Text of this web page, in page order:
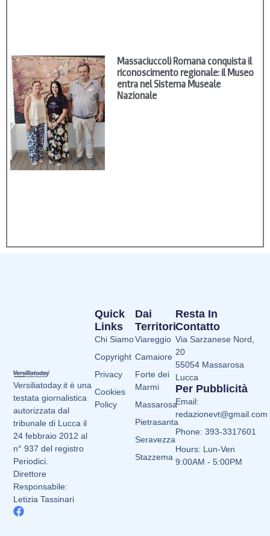
Massaciuccoli Romana conquista il
riconoscimento regionale: il Museo
entra nel Sistema Museale
Nazionale
Versiliatoday.it è una
testata giornalistica
autorizzata dal
tribunale di Lucca il
24 febbraio 2012 al
n° 937 del registro
Periodici.
Direttore
Responsabile:
Letizia Tassinari
Dai
Territori
Viareggio
Camaiore
Forte dei
Marmi
Massarosa
Pietrasanta
Seravezza
Stazzema
Quick
Links
Chi Siamo
Copyright
Privacy
Cookies
Policy
Resta In
Contatto
Via Sarzanese Nord,
20
55054 Massarosa
Lucca
Per Pubblicità
Email:
redazionevt@gmail.com
Phone: 393-3317601
Hours: Lun-Ven
9:00AM - 5:00PM